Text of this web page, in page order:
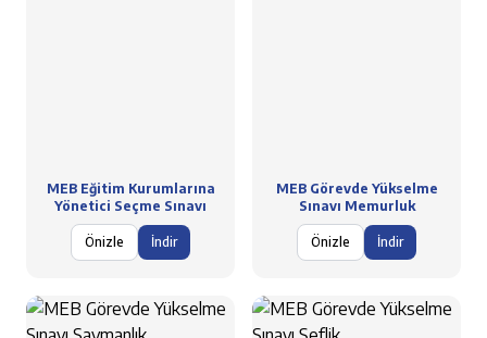
MEB Eğitim Kurumlarına
Yönetici Seçme Sınavı
Önizle İndir
MEB Görevde Yükselme
Sınavı Memurluk
Önizle İndir